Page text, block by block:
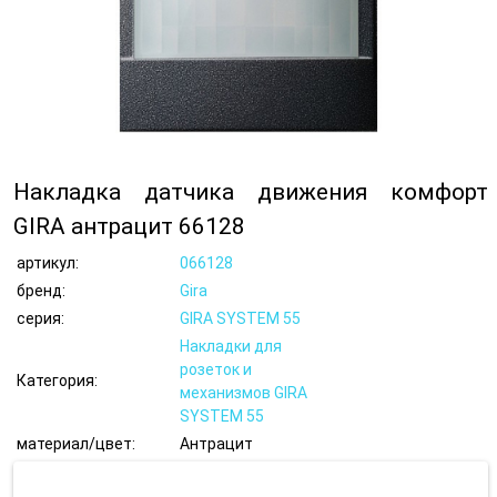
Накладка датчика движения комфорт
GIRA антрацит 66128
артикул:
066128
бренд:
Gira
серия:
GIRA SYSTEM 55
Категория:
Накладки для
розеток и
механизмов GIRA
SYSTEM 55
материал/цвет:
Антрацит